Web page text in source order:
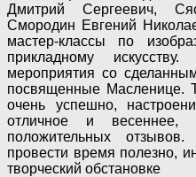
Дмитрий Сергеевич,
Смородин Евгений
мастер-классы по
прикладному
мероприятия со
посвященные Масленице.
очень успешно,
отличное и весеннее,
положительных
провести время полезно,
творческий обстановке